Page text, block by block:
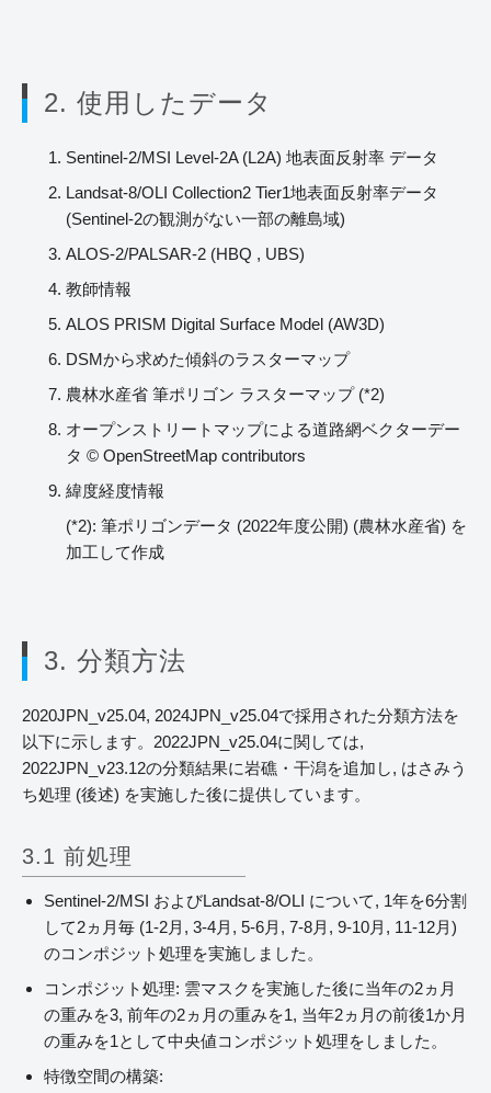
2. 使用したデータ
Sentinel-2/MSI Level-2A (L2A) 地表面反射率 データ
Landsat-8/OLI Collection2 Tier1地表面反射率データ
(Sentinel-2の観測がない一部の離島域)
ALOS-2/PALSAR-2 (HBQ , UBS)
教師情報
ALOS PRISM Digital Surface Model (AW3D)
DSMから求めた傾斜のラスターマップ
農林水産省 筆ポリゴン ラスターマップ (*2)
オープンストリートマップによる道路網ベクターデー
タ © OpenStreetMap contributors
緯度経度情報
(*2): 筆ポリゴンデータ (2022年度公開) (農林水産省) を
加工して作成
3. 分類方法
2020JPN_v25.04, 2024JPN_v25.04で採用された分類方法を
以下に示します。2022JPN_v25.04に関しては,
2022JPN_v23.12の分類結果に岩礁・干潟を追加し, はさみう
ち処理 (後述) を実施した後に提供しています。
3.1 前処理
Sentinel-2/MSI およびLandsat-8/OLI について, 1年を6分割
して2ヵ月毎 (1-2月, 3-4月, 5-6月, 7-8月, 9-10月, 11-12月)
のコンポジット処理を実施しました。
コンポジット処理: 雲マスクを実施した後に当年の2ヵ月
の重みを3, 前年の2ヵ月の重みを1, 当年2ヵ月の前後1か月
の重みを1として中央値コンポジット処理をしました。
特徴空間の構築: